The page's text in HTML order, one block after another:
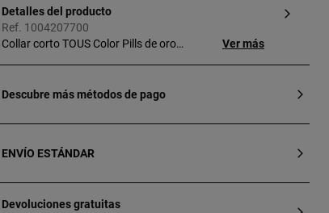
Detalles del producto
Ref. 1004207700
Collar corto TOUS Color Pills de oro
garras en forma de oso Bold Bear.
cm. Cierre reasa.
Ver más
Descubre más métodos de pago
ENVÍO ESTÁNDAR
Devoluciones gratuitas